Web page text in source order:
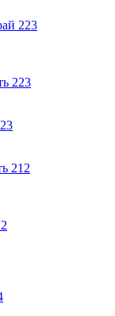
223
223
212